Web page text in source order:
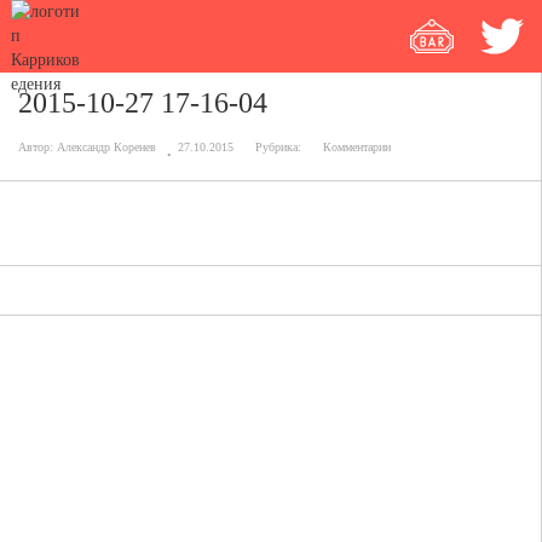
2015-10-27 17-16-04
Автор: Александр Коренев 27.10.2015 Рубрика: Комментарии